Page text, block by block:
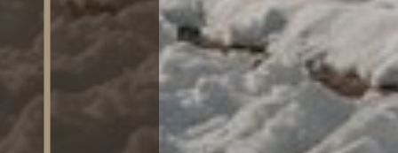
SAUNA
ATTIVITÀ
RICHIEDI